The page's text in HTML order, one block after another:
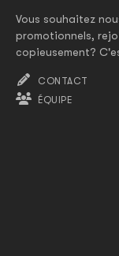
Vous souhaitez
promotionnels,
copieusement?
CONTACT
ÉQUIPE